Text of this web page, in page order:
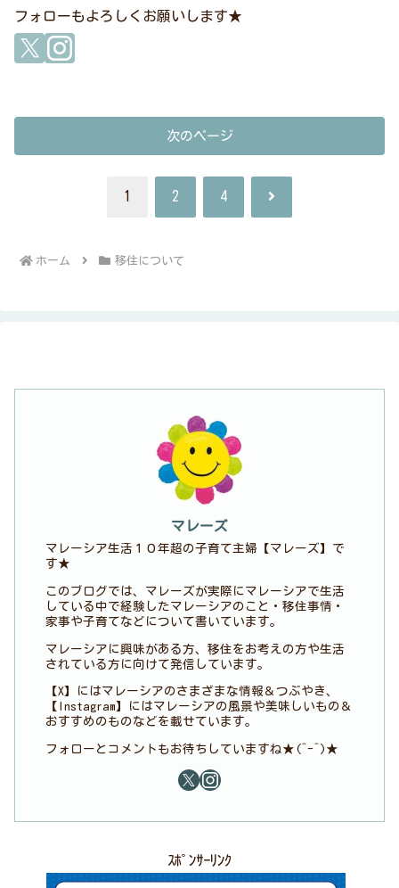
フォローもよろしくお願いします★
次のページ
1 2 4 次
ホーム 移住について
マレーズ
マレーシア生活１０年超の子育て主婦【マレーズ】で
す★
このブログでは、マレーズが実際にマレーシアで生活
している中で経験したマレーシアのこと・移住事情・
家事や子育てなどについて書いています。
マレーシアに興味がある方、移住をお考えの方や生活
されている方に向けて発信しています。
【X】にはマレーシアのさまざまな情報＆つぶやき、
【Instagram】にはマレーシアの風景や美味しいもの＆
おすすめのものなどを載せています。
フォローとコメントもお待ちしていますね★(^-^)★
ｽﾎﾟﾝｻｰﾘﾝｸ